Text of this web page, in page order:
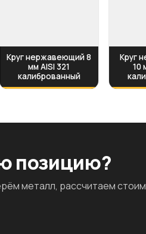
Круг нержавеющий 8
мм AISI 321
калиброванный
Круг
10
позицию?
металл, рассчитаем